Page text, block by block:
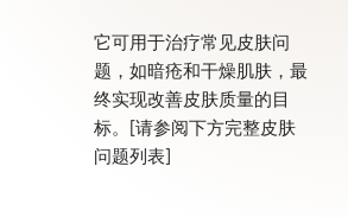
它可用于治疗常见皮肤问
题，如暗疮和干燥肌肤，最
终实现改善皮肤质量的目
标。[请参阅下方完整皮肤
问题列表]